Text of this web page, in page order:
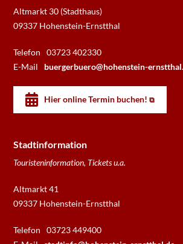
Altmarkt 30 (Stadthaus)
09337 Hohenstein-Ernstthal
Telefon
03723 402330
E-Mail
buergerbuero@hohenstein-
Hier online Termin buchen!
Stadtinformation
Touristeninformation, Tickets u.a.
Altmarkt 41
09337 Hohenstein-Ernstthal
Telefon
03723 449400